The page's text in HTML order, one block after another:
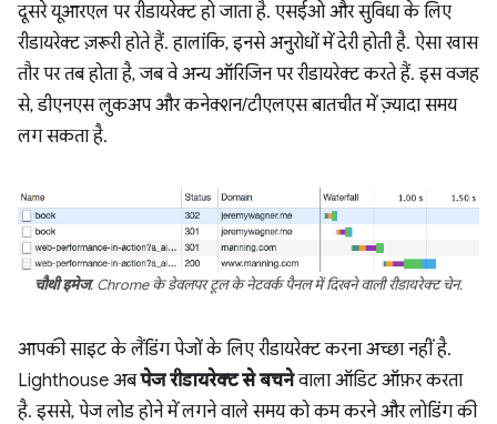
दूसरे यूआरएल पर रीडायरेक्ट हो जाता है. एसईओ और सुविधा के लिए
रीडायरेक्ट ज़रूरी होते हैं. हालांकि, इनसे अनुरोधों में देरी होती है. ऐसा खास
तौर पर तब होता है, जब वे अन्य ऑरिजिन पर रीडायरेक्ट करते हैं. इस वजह
से, डीएनएस लुकअप और कनेक्शन/टीएलएस बातचीत में ज़्यादा समय
लग सकता है.
चौथी इमेज. Chrome के डेवलपर टूल के नेटवर्क पैनल में दिखने वाली रीडायरेक्ट चेन.
आपकी साइट के लैंडिंग पेजों के लिए रीडायरेक्ट करना अच्छा नहीं है.
Lighthouse अबपेज रीडायरेक्ट से बचनेवाला ऑडिट ऑफ़र करता
है. इससे, पेज लोड होने में लगने वाले समय को कम करने और लोडिंग की